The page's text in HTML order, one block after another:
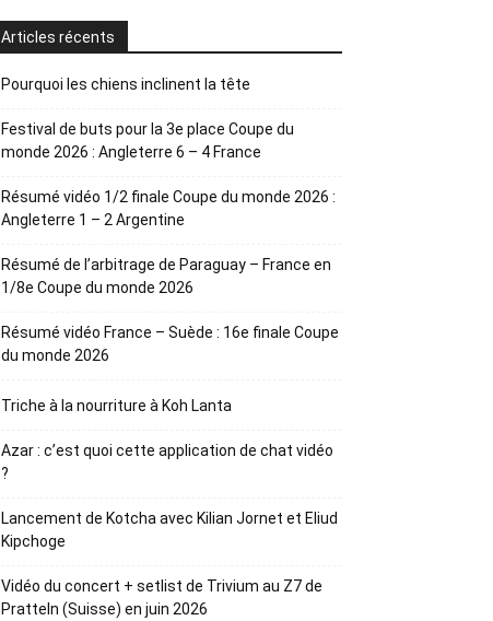
Articles récents
Pourquoi les chiens inclinent la tête
Festival de buts pour la 3e place Coupe du
monde 2026 : Angleterre 6 – 4 France
Résumé vidéo 1/2 finale Coupe du monde 2026 :
Angleterre 1 – 2 Argentine
Résumé de l’arbitrage de Paraguay – France en
1/8e Coupe du monde 2026
Résumé vidéo France – Suède : 16e finale Coupe
du monde 2026
Triche à la nourriture à Koh Lanta
Azar : c’est quoi cette application de chat vidéo
?
Lancement de Kotcha avec Kilian Jornet et Eliud
Kipchoge
Vidéo du concert + setlist de Trivium au Z7 de
Pratteln (Suisse) en juin 2026